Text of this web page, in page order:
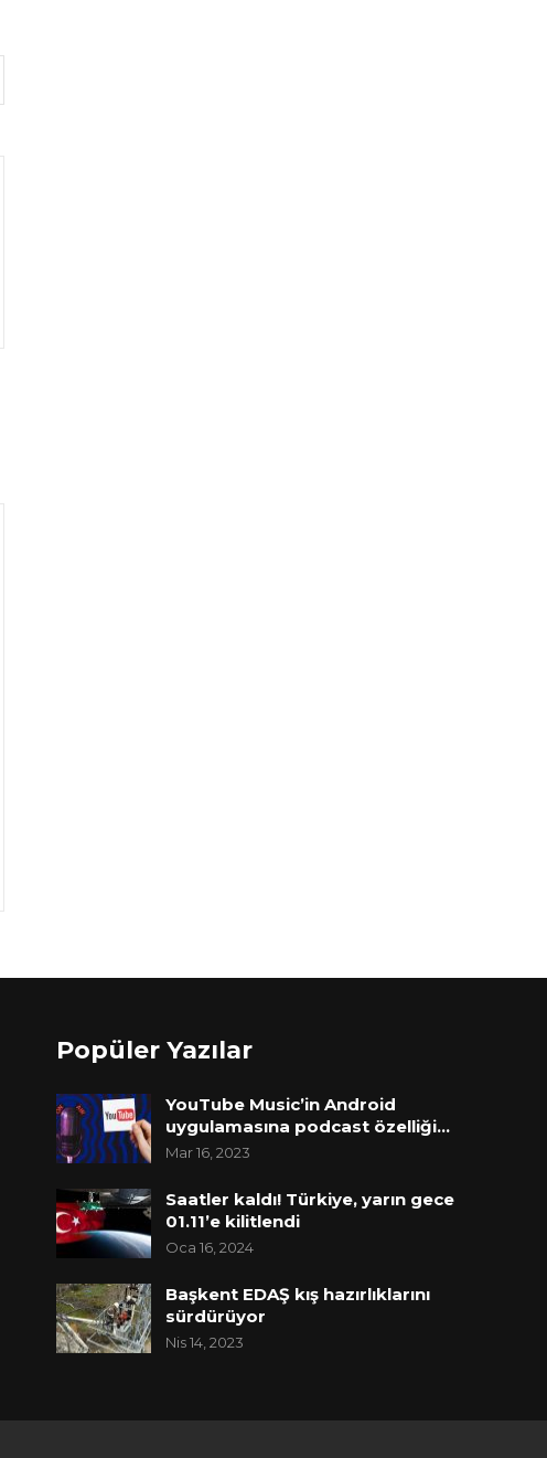
Popüler Yazılar
YouTube Music’in Android
uygulamasına podcast özelliği…
Mar 16, 2023
Saatler kaldı! Türkiye, yarın gece
01.11’e kilitlendi
Oca 16, 2024
Başkent EDAŞ kış hazırlıklarını
sürdürüyor
Nis 14, 2023